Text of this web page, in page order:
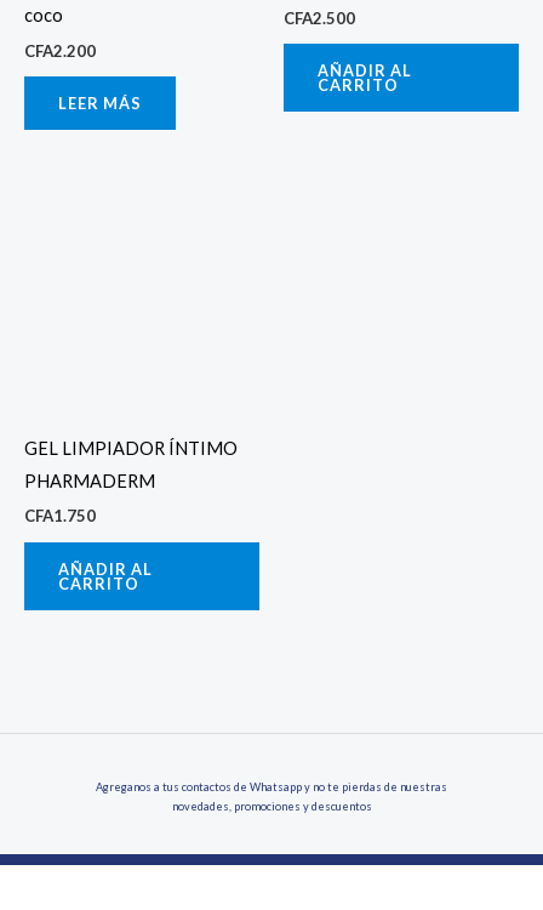
coco
CFA2.200
LEER MÁS
CFA2.500
AÑADIR AL
CARRITO
GEL LIMPIADOR ÍNTIMO
PHARMADERM
CFA1.750
AÑADIR AL
CARRITO
Agreganos a tus contactos de Whatsapp y no te pierdas de nuestras
novedades, promociones y descuentos